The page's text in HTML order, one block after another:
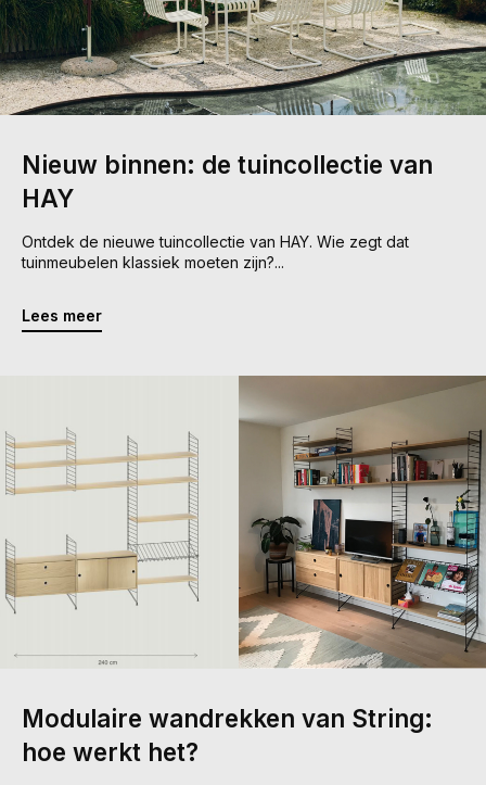
Nieuw binnen: de tuincollectie van
HAY
Ontdek de nieuwe tuincollectie van HAY. Wie zegt dat
tuinmeubelen klassiek moeten zijn?...
Lees meer
Modulaire wandrekken van String:
hoe werkt het?